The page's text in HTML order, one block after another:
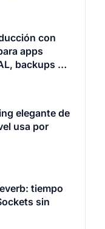
con
apps
backups y
elegante de
usa por
tiempo
sin